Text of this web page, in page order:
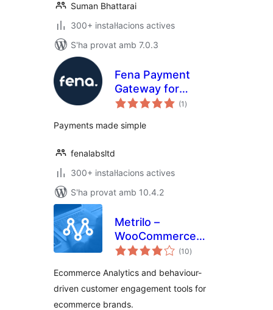
Suman Bhattarai
300+ instal·lacions actives
S'ha provat amb 7.0.3
Fena Payment
Gateway for
WooCommerce
(1 puntuacions
totals
)
Payments made simple
fenalabsltd
300+ instal·lacions actives
S'ha provat amb 10.4.2
Metrilo –
WooCommerce
Growth Platform
(10puntuacions
totals
)
Ecommerce Analytics and behaviour-
driven customer engagement tools for
ecommerce brands.